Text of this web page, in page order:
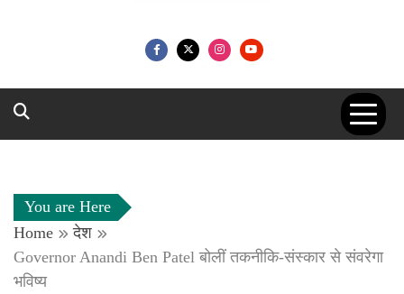
You are Here
Home
देश
Governor Anandi Ben Patel बोलीं तकनीकि-संस्कार से संवरेगा
भविष्य